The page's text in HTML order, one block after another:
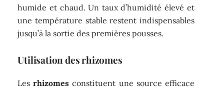
humide et chaud. Un taux d’humidité élevé et
une température stable restent indispensables
jusqu’à la sortie des premières pousses.
Utilisation des rhizomes
Lesrhizomes constituent une source efficace